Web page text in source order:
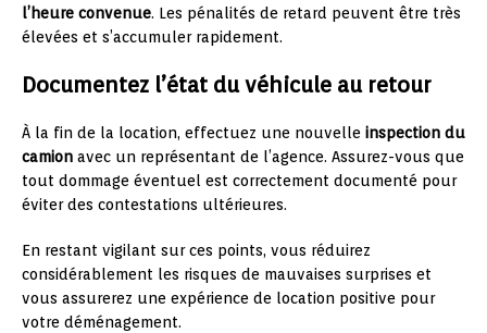
l’heure convenue. Les pénalités de retard peuvent être très
élevées et s’accumuler rapidement.
Documentez l’état du véhicule au retour
À la fin de la location, effectuez une nouvelle inspection du
camion avec un représentant de l’agence. Assurez-vous que
tout dommage éventuel est correctement documenté pour
éviter des contestations ultérieures.
En restant vigilant sur ces points, vous réduirez
considérablement les risques de mauvaises surprises et
vous assurerez une expérience de location positive pour
votre déménagement.